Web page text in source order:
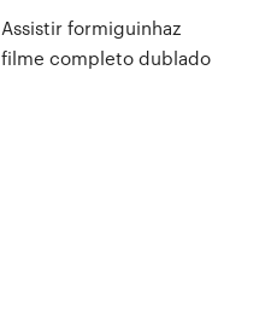
Assistir formiguinhaz
filme completo dublado